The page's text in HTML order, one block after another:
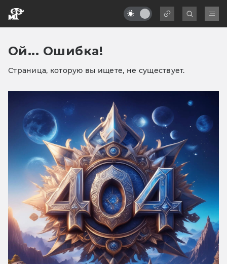
Ой... Ошибка!
Страница, которую вы ищете, не существует.